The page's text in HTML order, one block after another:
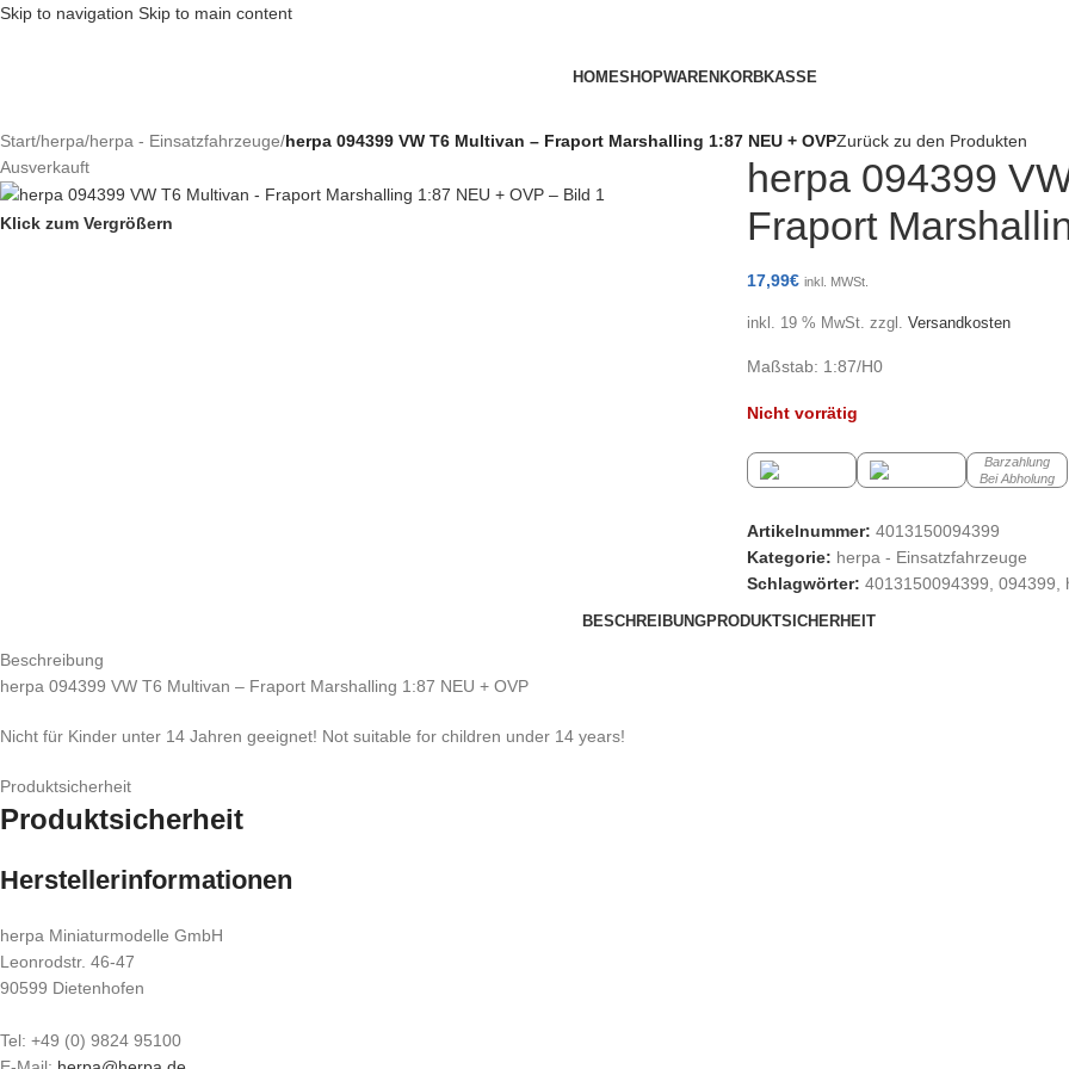
Skip to navigation Skip to main content
HOMESHOPWARENKORBKASSE
Start/herpa/herpa - Einsatzfahrzeuge/herpa 094399 VW T6 Multivan – Fraport Marshalling 1:87 NEU + OVPZurück zu den Produkten
Ausverkauft
Klick zum Vergrößern
herpa 094399
Fraport
17,99€ inkl. MWSt.
inkl. 19 % MwSt. zzgl. Versandkosten
Maßstab: 1:87/H0
Nicht vorrätig
Barzahlung
Bei Abholung
Artikelnummer: 4013150094399
Kategorie: herpa - Einsatzfahrzeuge
Schlagwörter: 4013150094399 094399
BESCHREIBUNGPRODUKTSICHERHEIT
Beschreibung
herpa 094399 VW T6 Multivan – Fraport Marshalling 1:87 NEU + OVP
Nicht für Kinder unter 14 Jahren geeignet! Not suitable for children under 14 years!
Produktsicherheit
Produktsicherheit
Herstellerinformationen
herpa Miniaturmodelle GmbH
Leonrodstr. 46-47
90599 Dietenhofen
Tel: +49 (0) 9824 95100